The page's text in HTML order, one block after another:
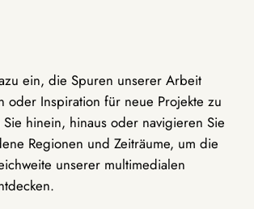
ein, die Spuren unserer Arbeit
oder Inspiration für neue Projekte zu
hinein, hinaus oder navigieren Sie
Regionen und Zeiträume, um die
unserer multimedialen